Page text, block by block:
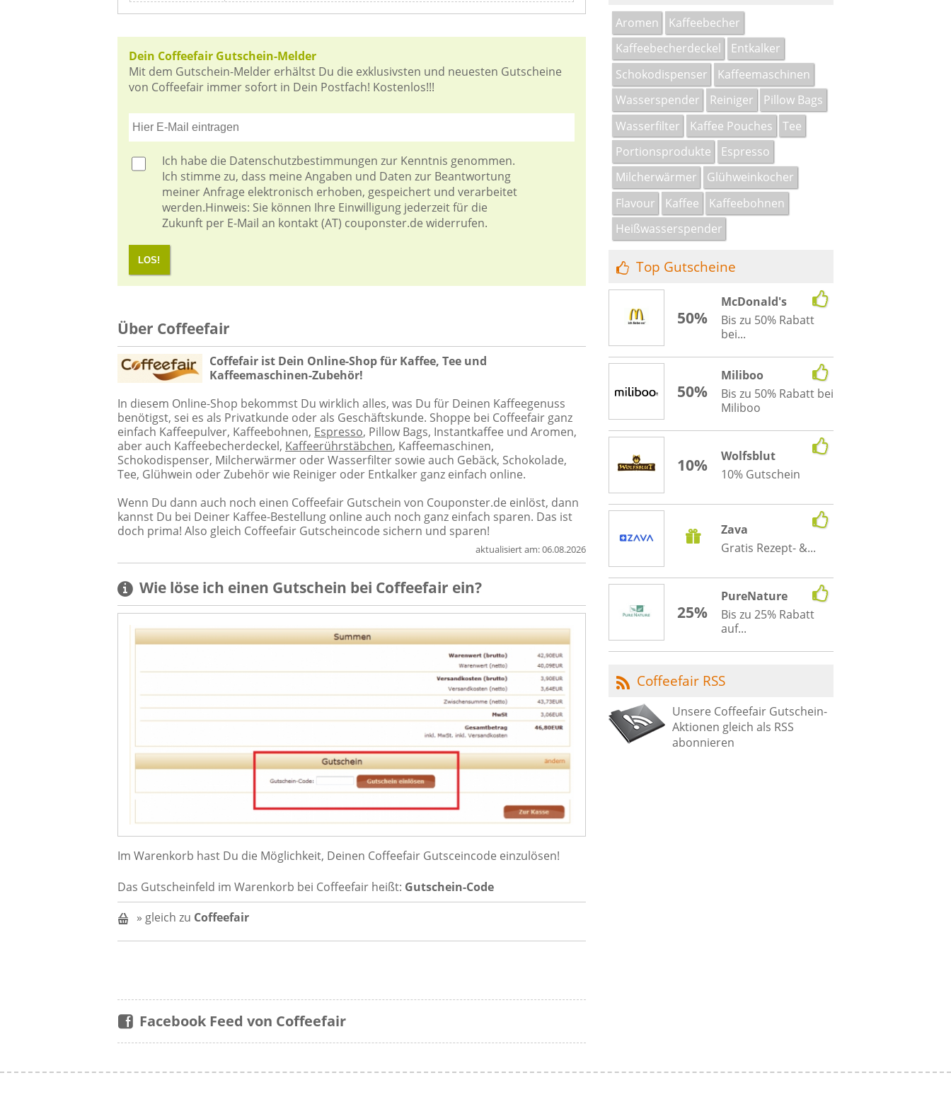
Dein Coffeefair Gutschein-Melder
Mit dem Gutschein-Melder erhältst Du die exklusivsten und neuesten Gutscheine
von Coffeefair immer sofort in Dein Postfach! Kostenlos!!!
Ich habe die Datenschutzbestimmungen zur Kenntnis genommen.
Ich stimme zu, dass meine Angaben und Daten zur Beantwortung
meiner Anfrage elektronisch erhoben, gespeichert und verarbeitet
werden.Hinweis: Sie können Ihre Einwilligung jederzeit für die
Zukunft per E-Mail an kontakt (AT) couponster.de widerrufen.
LOS!
Über Coffeefair
Coffefair ist Dein Online-Shop für Kaffee, Tee und
Kaffeemaschinen-Zubehör!
In diesem Online-Shop bekommst Du wirklich alles, was Du für Deinen Kaffeegenuss
benötigst, sei es als Privatkunde oder als Geschäftskunde. Shoppe bei Coffeefair ganz
einfach Kaffeepulver, Kaffeebohnen, Espresso, Pillow Bags, Instantkaffee und Aromen,
aber auch Kaffeebecherdeckel, Kaffeerührstäbchen, Kaffeemaschinen,
Schokodispenser, Milcherwärmer oder Wasserfilter sowie auch Gebäck, Schokolade,
Tee, Glühwein oder Zubehör wie Reiniger oder Entkalker ganz einfach online.
Wenn Du dann auch noch einen Coffeefair Gutschein von Couponster.de einlöst, dann
kannst Du bei Deiner Kaffee-Bestellung online auch noch ganz einfach sparen. Das ist
doch prima! Also gleich Coffeefair Gutscheincode sichern und sparen!
aktualisiert am:06.08.2026
Wie löse ich einen Gutschein bei Coffeefair ein?
Im Warenkorb hast Du die Möglichkeit, Deinen Coffeefair Gutsceincode einzulösen!
Das Gutscheinfeld im Warenkorb bei Coffeefair heißt: Gutschein-Code
» gleich zu Coffeefair
Facebook Feed von Coffeefair
Aromen
Kaffeebecher
Kaffeebecherdeckel
Entkalker
Schokodispenser
Kaffeemaschinen
Wasserspender
Reiniger
Pillow Bags
Wasserfilter
Kaffee Pouches
Tee
Portionsprodukte
Espresso
Milcherwärmer
Glühweinkocher
Flavour
Kaffee
Kaffeebohnen
Heißwasserspender
Top Gutscheine
50%
McDonald's
Bis zu 50% Rabatt
bei...
50%
Miliboo
Bis zu 50% Rabatt bei
Miliboo
10%
Wolfsblut
10% Gutschein
Zava
Gratis Rezept- &...
25%
PureNature
Bis zu 25% Rabatt
auf...
Coffeefair RSS
Unsere Coffeefair Gutschein-
Aktionen gleich als RSS
abonnieren